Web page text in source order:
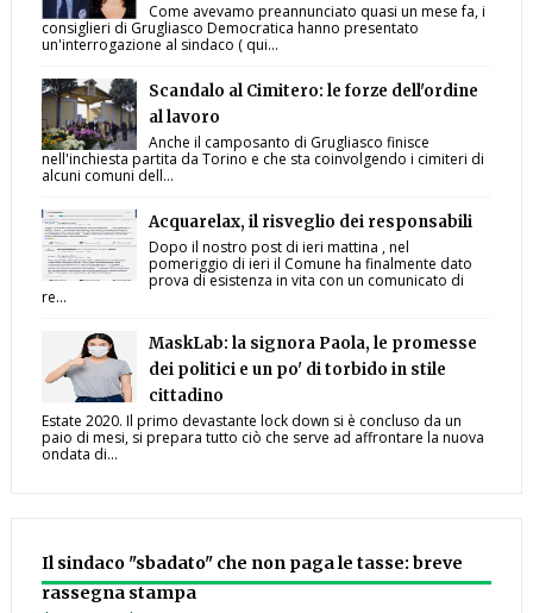
Come avevamo preannunciato quasi un mese fa, i
consiglieri di Grugliasco Democratica hanno presentato
un'interrogazione al sindaco ( qui...
Scandalo al Cimitero: le forze dell'ordine
al lavoro
Anche il camposanto di Grugliasco finisce
nell'inchiesta partita da Torino e che sta coinvolgendo i cimiteri di
alcuni comuni dell...
Acquarelax, il risveglio dei responsabili
Dopo il nostro post di ieri mattina , nel
pomeriggio di ieri il Comune ha finalmente dato
prova di esistenza in vita con un comunicato di
re...
MaskLab: la signora Paola, le promesse
dei politici e un po' di torbido in stile
cittadino
Estate 2020. Il primo devastante lock down si è concluso da un
paio di mesi, si prepara tutto ciò che serve ad affrontare la nuova
ondata di...
Il sindaco "sbadato" che non paga le tasse: breve
rassegna stampa